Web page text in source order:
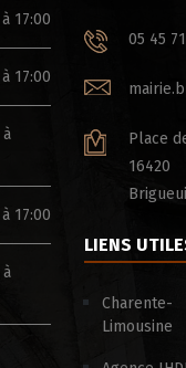
17:00
17:00
17:00
05 45
Place
16420
LIENS
Charente-
Limousine